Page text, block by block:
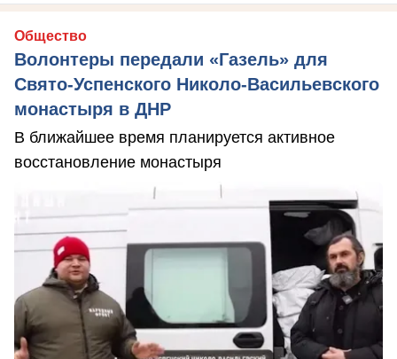
Общество
Волонтеры передали «Газель» для
Свято-Успенского Николо-Васильевского
монастыря в ДНР
В ближайшее время планируется активное
восстановление монастыря